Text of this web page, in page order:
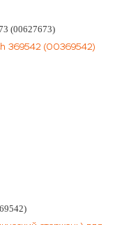
(00627673)